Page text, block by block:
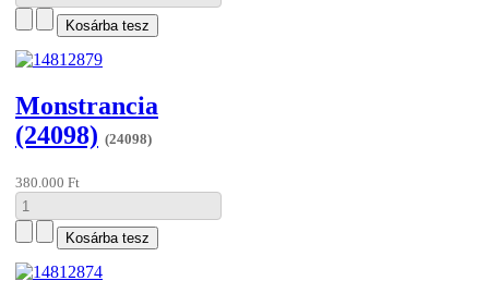
Monstrancia
(24098) (24098)
380.000 Ft